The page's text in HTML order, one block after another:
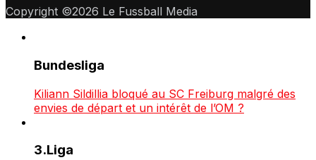
Copyright ©2026 Le Fussball Media
Bundesliga
Kiliann Sildillia bloqué au SC Freiburg malgré des
envies de départ et un intérêt de l’OM ?
3.Liga